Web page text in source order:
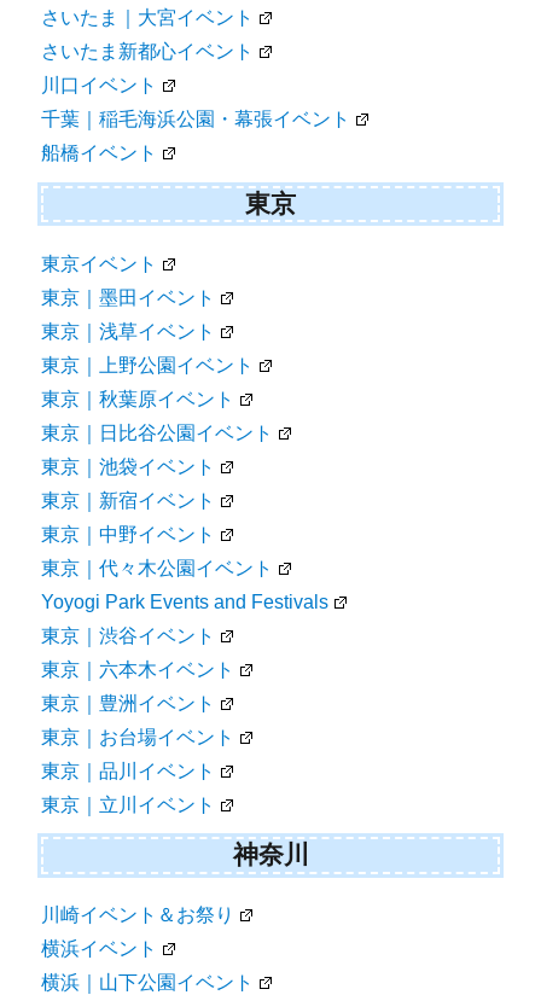
さいたま｜大宮イベント
さいたま新都心イベント
川口イベント
千葉｜稲毛海浜公園・幕張イベント
船橋イベント
東京
東京イベント
東京｜墨田イベント
東京｜浅草イベント
東京｜上野公園イベント
東京｜秋葉原イベント
東京｜日比谷公園イベント
東京｜池袋イベント
東京｜新宿イベント
東京｜中野イベント
東京｜代々木公園イベント
Yoyogi Park Events and Festivals
東京｜渋谷イベント
東京｜六本木イベント
東京｜豊洲イベント
東京｜お台場イベント
東京｜品川イベント
東京｜立川イベント
神奈川
川崎イベント＆お祭り
横浜イベント
横浜｜山下公園イベント